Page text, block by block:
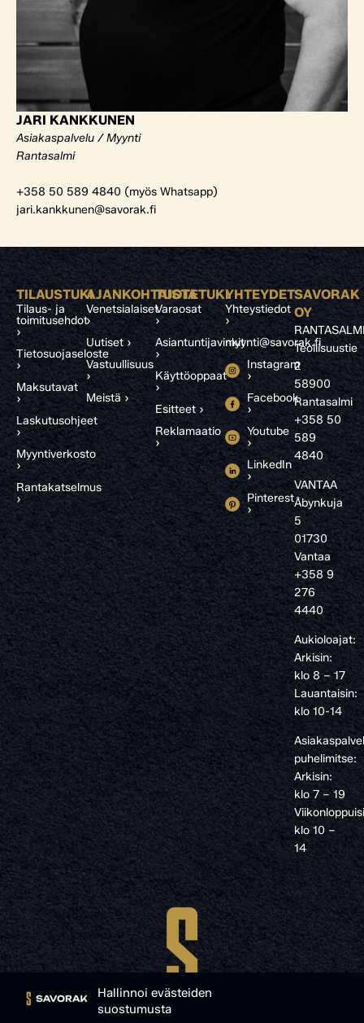
Hallinnoi evästeiden
suostumusta
JARI KANKKUNEN
Asiakaspalvelu / Myynti
Rantasalmi
+358 50 589 4840 (myös Whatsapp)
jari.kankkunen@savorak.fi
TILAUSTUKI
Tilaus- ja
toimitusehdot
›
Tietosuojaseloste
›
Maksutavat
›
Laskutusohjeet
›
Myyntiverkosto
›
Rantakatselmus
›
AJANKOHTAISTA
Venetsialaiset
›
Uutiset ›
Vastuullisuus
›
Meistä ›
TUOTETUKI
Varaosat
›
Asiantuntijavinkit
›
Käyttöoppaat
›
Esitteet ›
Reklamaatio
›
YHTEYDET
Yhteystiedot
›
myynti@savorak.fi
Instagram
›
Facebook
›
Youtube
›
LinkedIn
›
Pinterest
›
SAVORAK
OY
Teollisuustie
2
58900
Rantasalmi
+358 50
589
4840
VANTAA
Åbynkuja
5
01730
Vantaa
+358 9
276
4440
Aukioloajat:
Arkisin:
klo 8 – 17
Lauantaisin:
klo 10-14
puhelimitse:
Arkisin:
klo 7 – 19
klo 10 –
14